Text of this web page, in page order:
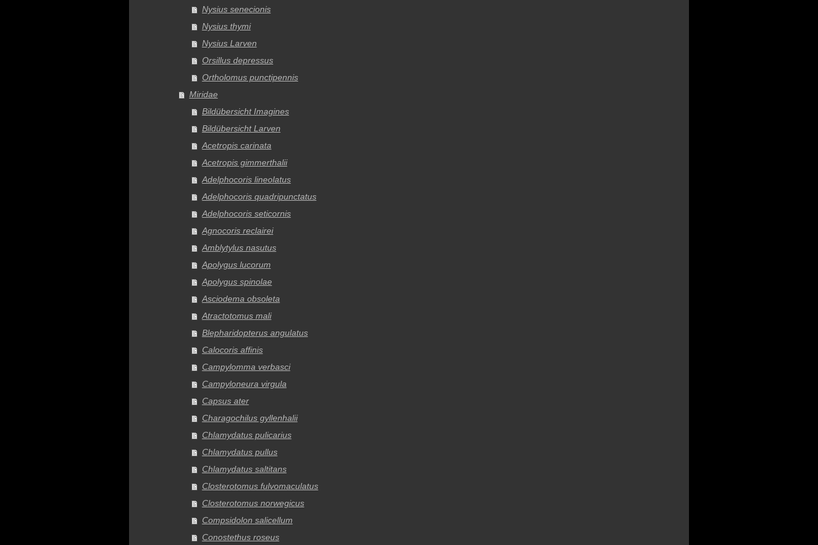
Nysius senecionis
Nysius thymi
Nysius Larven
Orsillus depressus
Ortholomus punctipennis
Miridae
Bildübersicht Imagines
Bildübersicht Larven
Acetropis carinata
Acetropis gimmerthalii
Adelphocoris lineolatus
Adelphocoris quadripunctatus
Adelphocoris seticornis
Agnocoris reclairei
Amblytylus nasutus
Apolygus lucorum
Apolygus spinolae
Asciodema obsoleta
Atractotomus mali
Blepharidopterus angulatus
Calocoris affinis
Campylomma verbasci
Campyloneura virgula
Capsus ater
Charagochilus gyllenhalii
Chlamydatus pulicarius
Chlamydatus pullus
Chlamydatus saltitans
Closterotomus fulvomaculatus
Closterotomus norwegicus
Compsidolon salicellum
Conostethus roseus